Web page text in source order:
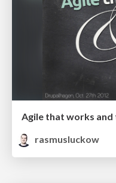
Agile that works
rasmusluckow